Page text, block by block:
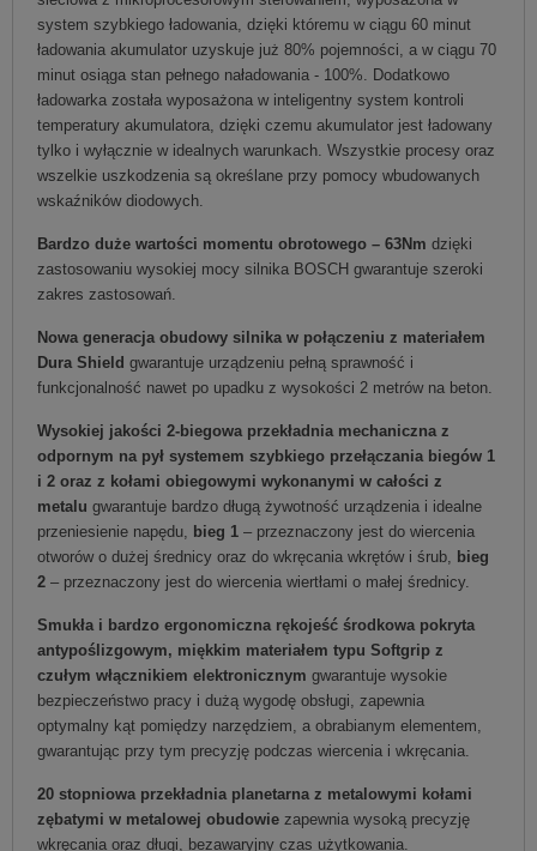
system szybkiego ładowania, dzięki któremu w ciągu 60 minut
ładowania akumulator uzyskuje już 80% pojemności, a w ciągu 70
minut osiąga stan pełnego naładowania - 100%. Dodatkowo
ładowarka została wyposażona w inteligentny system kontroli
temperatury akumulatora, dzięki czemu akumulator jest ładowany
tylko i wyłącznie w idealnych warunkach. Wszystkie procesy oraz
wszelkie uszkodzenia są określane przy pomocy wbudowanych
wskaźników diodowych.
Bardzo duże wartości momentu obrotowego – 63Nm dzięki
zastosowaniu wysokiej mocy silnika BOSCH gwarantuje szeroki
zakres zastosowań.
Nowa generacja obudowy silnika w połączeniu z materiałem
Dura Shield gwarantuje urządzeniu pełną sprawność i
funkcjonalność nawet po upadku z wysokości 2 metrów na beton.
Wysokiej jakości 2-biegowa przekładnia mechaniczna z
odpornym na pył systemem szybkiego przełączania biegów 1
i 2 oraz z kołami obiegowymi wykonanymi w całości z
metalu gwarantuje bardzo długą żywotność urządzenia i idealne
przeniesienie napędu, bieg 1 – przeznaczony jest do wiercenia
otworów o dużej średnicy oraz do wkręcania wkrętów i śrub, bieg
2 – przeznaczony jest do wiercenia wiertłami o małej średnicy.
Smukła i bardzo ergonomiczna rękojeść środkowa pokryta
antypoślizgowym, miękkim materiałem typu Softgrip z
czułym włącznikiem elektronicznym gwarantuje wysokie
bezpieczeństwo pracy i dużą wygodę obsługi, zapewnia
optymalny kąt pomiędzy narzędziem, a obrabianym elementem,
gwarantując przy tym precyzję podczas wiercenia i wkręcania.
20 stopniowa przekładnia planetarna z metalowymi kołami
zębatymi w metalowej obudowie zapewnia wysoką precyzję
wkręcania oraz długi, bezawaryjny czas użytkowania.